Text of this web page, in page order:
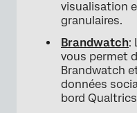
visualisation
granulaires.
Brandwatch:
vous permet
Brandwatch
données
bord